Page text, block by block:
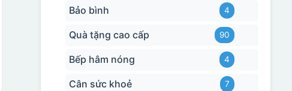
Bảo bình 4
Quà tặng cao cấp 90
Bếp hâm nóng 4
Cân sức khoẻ 7